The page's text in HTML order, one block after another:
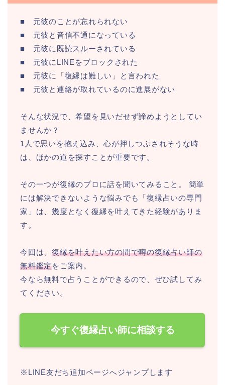
■ 元彼のことが忘れられない
■ 元彼と音信不通になっている
■ 元彼に既読スルーされている
■ 元彼にLINEをブロックされた
■ 元彼に「復縁は難しい」と言われた
■ 元彼と連絡が取れているのに進展がない
そんな状況で、希望を見いだせず諦めようとしてい
ませんか？
1人で思いを抱え込み、心が押しつぶされそうな時
は、ほかの道を探すことが重要です。
その一つが復縁のプロに話を聞いてみること。 簡単
には解決できないような悩みでも「復縁占いの専門
家」は、幾度となく復縁を叶えてきた経験がありま
す。
今回は、復縁を叶えたい方の間で噂の復縁占い師の
無料鑑定をご案内。
今なら無料で占うことができるので、ぜひ試してみ
てください。
今すぐ復縁占い師に相談する
※LINE友だち追加ページへジャンプします